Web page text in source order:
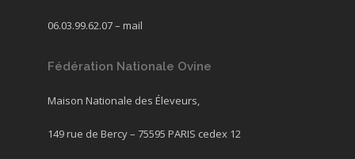
06.03.99.62.07 – mail
Fédération Nationale Ovine
Maison Nationale des Éleveurs,
149 rue de Bercy – 75595 PARIS cedex 12